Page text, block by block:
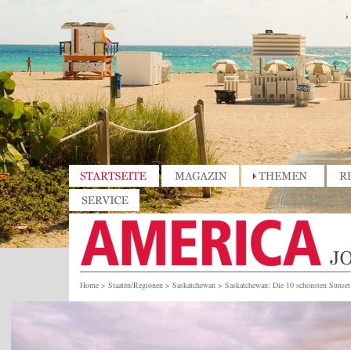
Home > Staaten/Regionen > Saskatchewan > Saskatchewan: Die 10 schönsten